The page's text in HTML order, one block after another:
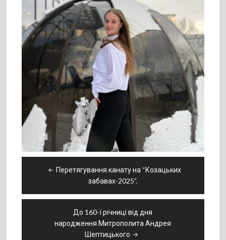
записівПеретягування канату на “Козацьких
забавах-2025”.
До 160-ї річниці від дня
народження Митрополита Андрея
Шептицького